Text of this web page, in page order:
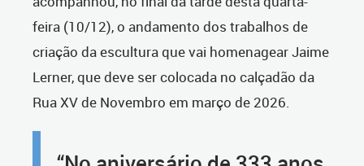
feira (10/12), o andamento dos trabalhos de
criação da escultura que vai homenagear Jaime
Lerner, que deve ser colocada no calçadão da
Rua XV de Novembro em março de 2026.